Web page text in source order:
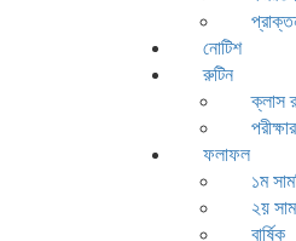
নোটিশ
রুটিন
ক্লাস
ফলাফল
১ম
২য়
বার্ষিক